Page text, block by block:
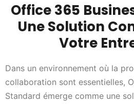
Office 365
Une Solution
Votre
Dans un environnement où la
collaboration sont essentielles,
Standard émerge comme une